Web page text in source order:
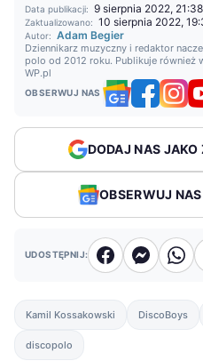
Data publikacji: 9 sierpnia 2022, 21:38
Zaktualizowano: 10 sierpnia 2022,
Autor: Adam Begier
Dziennikarz muzyczny i redaktor
polo od 2012 roku. Publikuje również
WP.pl
OBSERWUJ NAS
DODAJ NAS JAKO
OBSERWUJ
UDOSTĘPNIJ:
Kamil Kossakowski DiscoBoys
discopolo